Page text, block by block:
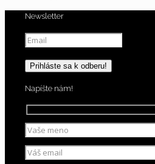
Newsletter
Napíšte nám!